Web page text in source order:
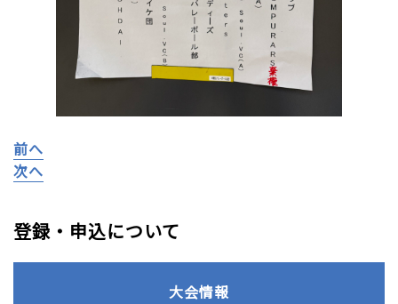
前へ
次へ
登録・申込について
大会情報